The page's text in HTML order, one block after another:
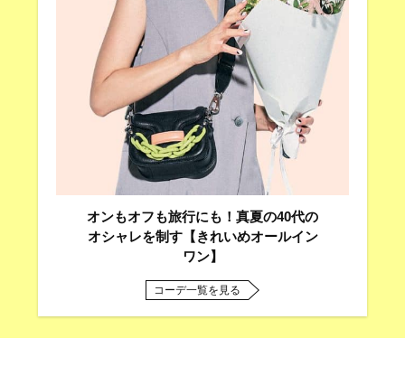
オンもオフも旅行にも！真夏の40代の
オシャレを制す【きれいめオールイン
ワン】
コーデ一覧を見る